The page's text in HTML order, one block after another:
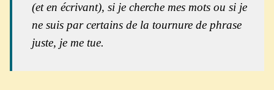
(et en écrivant), si je cherche mes mots ou si je
ne suis par certains de la tournure de phrase
juste, je me tue.